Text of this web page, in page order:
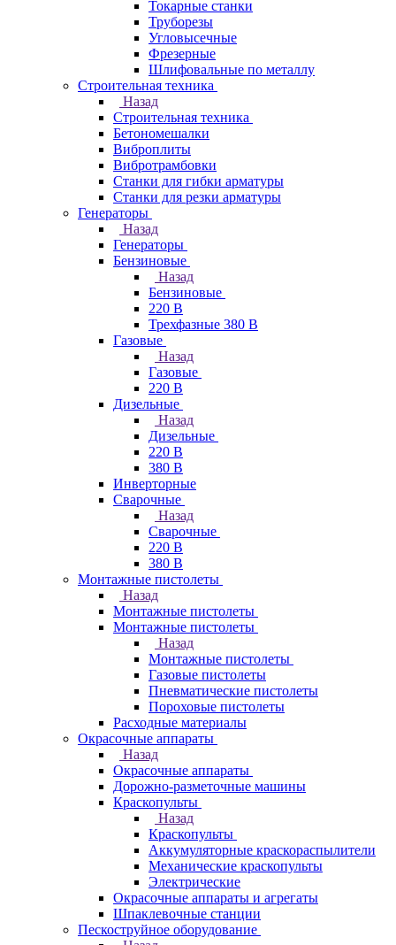
Токарные станки
Труборезы
Угловысечные
Фрезерные
Шлифовальные по металлу
Строительная техника
Назад
Строительная техника
Бетономешалки
Виброплиты
Вибротрамбовки
Станки для гибки арматуры
Станки для резки арматуры
Генераторы
Назад
Генераторы
Бензиновые
Назад
Бензиновые
220 В
Трехфазные 380 В
Газовые
Назад
Газовые
220 В
Дизельные
Назад
Дизельные
220 В
380 В
Инверторные
Сварочные
Назад
Сварочные
220 В
380 В
Монтажные пистолеты
Назад
Монтажные пистолеты
Монтажные пистолеты
Назад
Монтажные пистолеты
Газовые пистолеты
Пневматические пистолеты
Пороховые пистолеты
Расходные материалы
Окрасочные аппараты
Назад
Окрасочные аппараты
Дорожно-разметочные машины
Краскопульты
Назад
Краскопульты
Аккумуляторные краскораспылители
Механические краскопульты
Электрические
Окрасочные аппараты и агрегаты
Шпаклевочные станции
Пескоструйное оборудование